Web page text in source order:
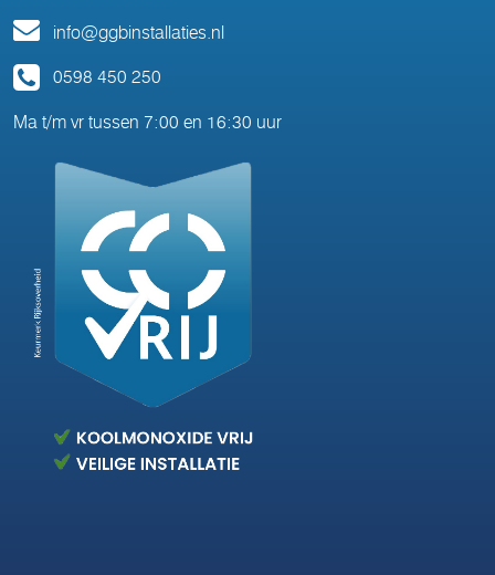
info@ggbinstallaties.nl
0598 450 250
Ma t/m vr tussen 7:00 en 16:30 uur